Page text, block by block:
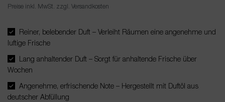
Preise inkl. MwSt. zzgl. Versandkosten
Reiner, belebender Duft – Verleiht Räumen eine angenehme und
luftige Frische
Lang anhaltender Duft – Sorgt für anhaltende Frische über
Wochen
Angenehme, erfrischende Note – Hergestellt mit Duftöl aus
deutscher Abfüllung